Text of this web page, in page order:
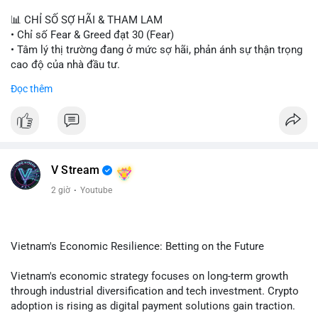
📊 CHỈ SỐ SỢ HÃI & THAM LAM
• Chỉ số Fear & Greed đạt 30 (Fear)
• Tâm lý thị trường đang ở mức sợ hãi, phản ánh sự thận trọng
cao độ của nhà đầu tư.
📈 XU HƯỚNG TÌM KIẾM & THẢO LUẬN
CASHCAT, CRO.
• Google Trends Việt Nam: Giá vàng thế giới, Giải bóng đá
Ngoại hạng Anh, Tin 24h, Trường đại học.
hơn nhiều so với kỳ vọng.
tháng 9; Thượng nghị sĩ Warren yêu cầu luật pháp không do
ngành crypto tự viết.
• Binance Square: Cộng đồng tập trung thảo luận về các lệnh
Đọc thêm
V Stream
2 giờ · Youtube
Vietnam's Economic Resilience: Betting on the Future
Vietnam's economic strategy focuses on long-term growth
through industrial diversification and tech investment. Crypto
adoption is rising as digital payment solutions gain traction.